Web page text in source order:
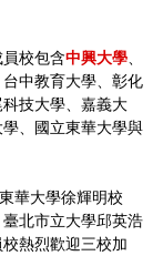
校包含中興大學
中教育大學、彰化
技大學、嘉義大
、國立東華大學與
華大學徐輝明校
北市立大學邱英浩
熱烈歡迎三校加